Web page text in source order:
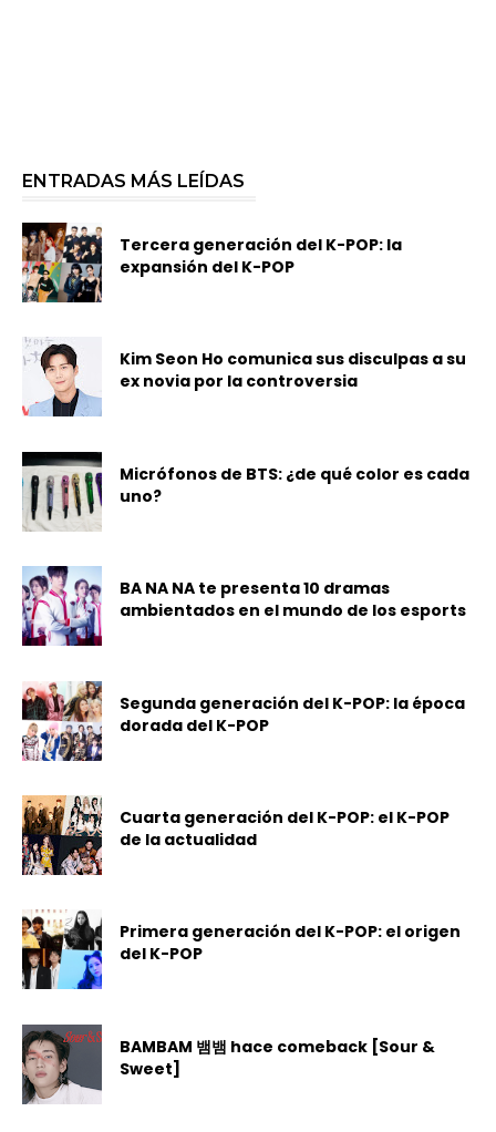
ENTRADAS MÁS LEÍDAS
Tercera generación del K-POP: la
expansión del K-POP
Kim Seon Ho comunica sus disculpas a su
ex novia por la controversia
Micrófonos de BTS: ¿de qué color es cada
uno?
BA NA NA te presenta 10 dramas
ambientados en el mundo de los esports
Segunda generación del K-POP: la época
dorada del K-POP
Cuarta generación del K-POP: el K-POP
de la actualidad
Primera generación del K-POP: el origen
del K-POP
BAMBAM 뱀뱀 hace comeback [Sour &
Sweet]